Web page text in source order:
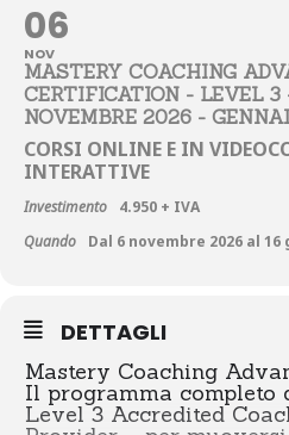
06
NOV
MASTERY COACHING
CERTIFICATION - LEVEL 3
NOVEMBRE 2026 -
CORSI ONLINE E IN
INTERATTIVE
Investimento
4.950 + IVA
Quando
Dal 6 novembre 2026 al 16
DETTAGLI
Mastery Coaching
Il programma completo
Level 3 Accredited